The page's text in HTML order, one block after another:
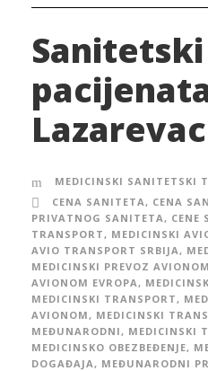
Lazarevac
MEDICINSKI SANITETSKI
CENA SANITETA, CENA
PRIVATNOG SANITETA, CENE
TRANSPORT, MEDICINSKI
AVIO TRANSPORT SRBIJA,
MEDICINSKI PREVOZ AVIONOM
AVIONOM EVROPA,
MEDICINSKI TRANSPORT,
AVIONOM, MEDICINSKI
MEĐUNARODNI, MEDICINSKI
MEDICINSKO OBEZBEĐENJE,
DOGAĐAJA, MEĐUNARODNI